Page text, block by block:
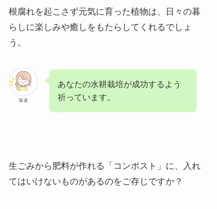
根腐れを起こさず元気に育った植物は、日々の暮
らしに楽しみや癒しをもたらしてくれるでしょ
う。
筆者
あなたの水耕栽培が成功するよう
祈っています。
生ごみから肥料が作れる「コンポスト」に、入れ
てはいけないものがあるのをご存じですか？